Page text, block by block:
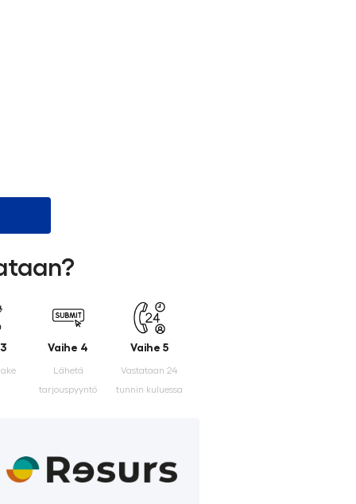
Vaihe 4
Lähetä
tarjouspyyntö
Vaihe 5
Vastataan 24
tunnin kuluessa